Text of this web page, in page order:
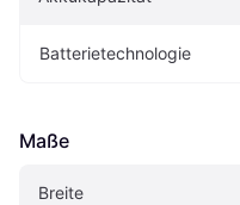
Batterietechnologie
Maße
Breite